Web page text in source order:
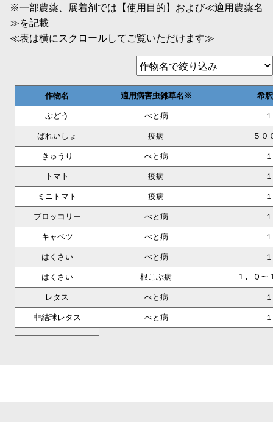
※一部農薬、展着剤では【使用目的】および≪適用農薬名
≫を記載
≪表は横にスクロールしてご覧いただけます≫
作物名 適用病害虫雑草名※ 希
ぶどう べと病
ばれいしょ 疫病 ５０
きゅうり べと病
トマト 疫病
ミニトマト 疫病
ブロッコリー べと病
キャベツ べと病
はくさい べと病
はくさい 根こぶ病 １．０～
レタス べと病
非結球レタス べと病